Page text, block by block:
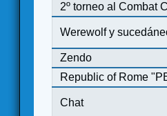
2º torneo al Combat
Werewolf y
Zendo
Republic of Rome
Chat